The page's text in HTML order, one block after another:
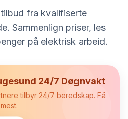
fra kvalifiserte
Sammenlign priser, les
på elektrisk arbeid.
24/7 Døgnvakt
tilbyr 24/7 beredskap. Få